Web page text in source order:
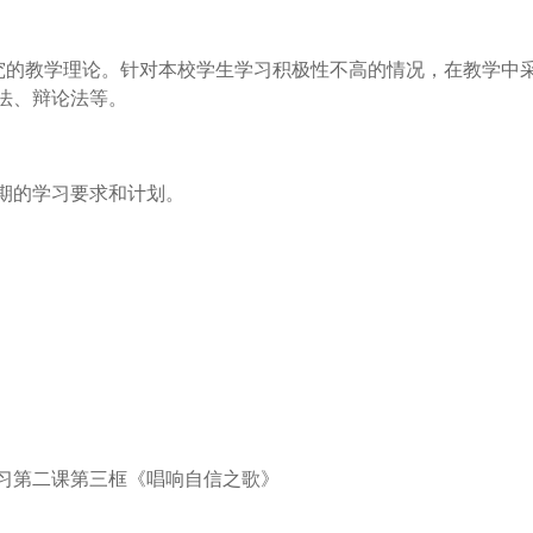
学理论。针对本校学生学习积极性不高的情况，在教学中
辩论法等。
学习要求和计划。
二课第三框《唱响自信之歌》